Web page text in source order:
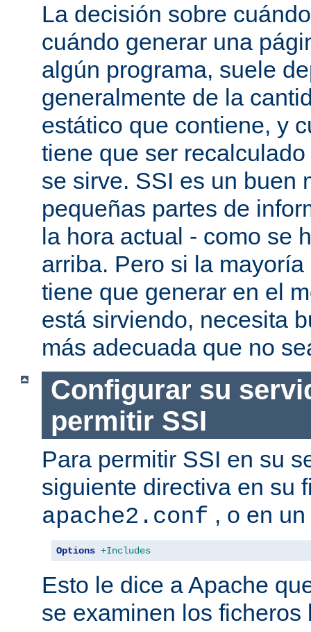
La decisión sobre
cuándo generar una
algún programa, suele
generalmente de la
estático que contiene, y
tiene que ser
se sirve. SSI es un buen
pequeñas partes de
la hora actual - como se
arriba. Pero si la
tiene que generar en el
está sirviendo, necesita
más adecuada que no
Configurar su
permitir SSI
Para permitir SSI en su
siguiente directiva en su
apache2.conf , o en
Options +Includes
Esto le dice a Apache
se examinen los